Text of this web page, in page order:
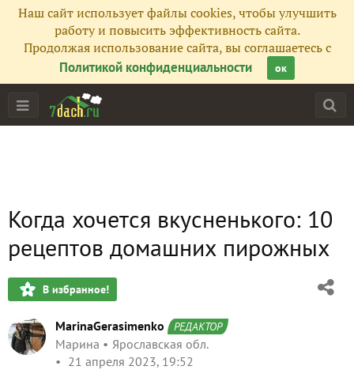
Наш сайт использует файлы cookies, чтобы улучшить
работу и повысить эффективность сайта.
Продолжая использование сайта, вы соглашаетесь с
Политикой конфиденциальности
ок
Когда хочется вкусненького: 10
рецептов домашних пирожных
В избранное!
MarinaGerasimenko РЕДАКТОР
Марина
Ярославская обл.
21 апреля 2023, 19:52